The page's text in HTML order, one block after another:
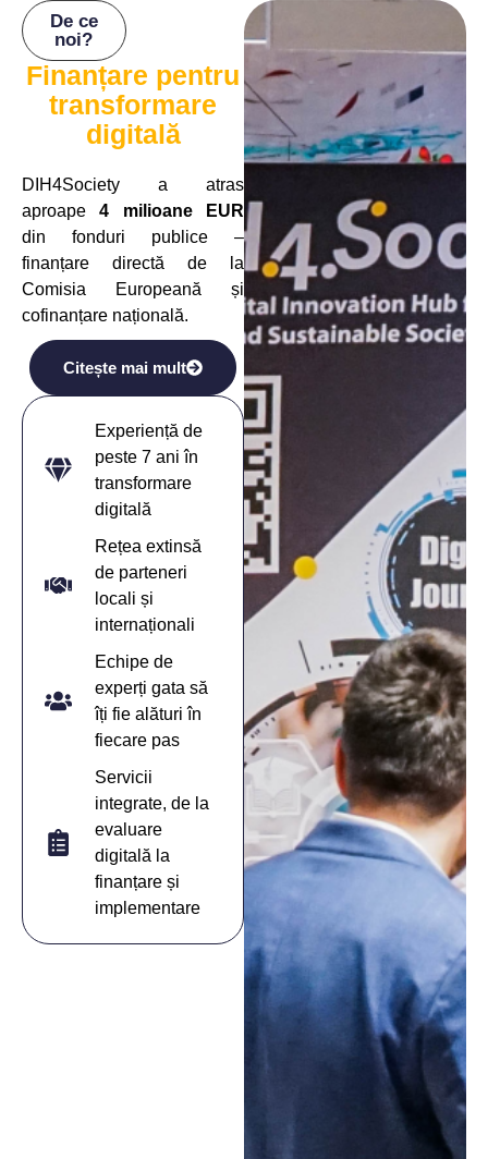
De ce
noi?
Finanțare pentru
transformare
digitală
DIH4Society a atras
aproape4 milioane EUR
din fonduri publice –
finanțare directă de la
Comisia Europeană și
cofinanțare națională.
Citește mai mult
Experiență de
peste 7 ani în
transformare
digitală
Rețea extinsă
de parteneri
locali și
internaționali
Echipe de
experți gata să
îți fie alături în
fiecare pas
Servicii
integrate, de la
evaluare
digitală la
finanțare și
implementare